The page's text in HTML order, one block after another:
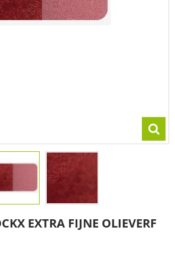
EXTRA FIJNE OLIEVERF